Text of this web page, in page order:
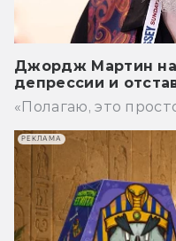
Джордж Мартин
депрессии и
«Полагаю, это
РЕКЛАМА